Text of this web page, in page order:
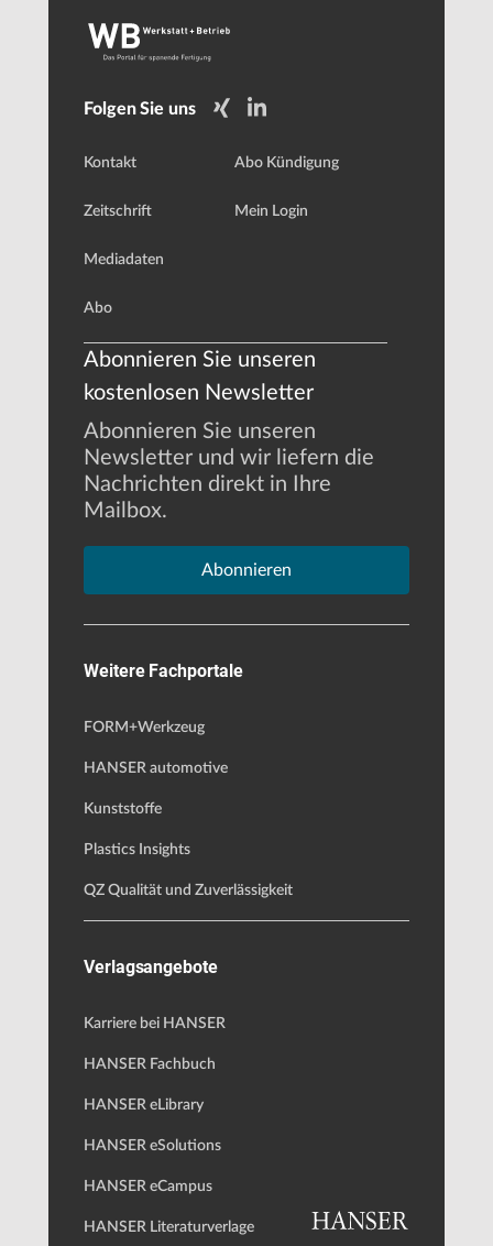
Folgen Sie uns
Kontakt
Zeitschrift
Mediadaten
Abo
Abo Kündigung
Mein Login
Abonnieren Sie unseren
kostenlosen Newsletter
Abonnieren Sie unseren
Newsletter und wir liefern die
Nachrichten direkt in Ihre
Mailbox.
Abonnieren
Weitere Fachportale
FORM+Werkzeug
HANSER automotive
Kunststoffe
Plastics Insights
QZ Qualität und Zuverlässigkeit
Verlagsangebote
Karriere bei HANSER
HANSER Fachbuch
HANSER eLibrary
HANSER eSolutions
HANSER eCampus
HANSER Literaturverlage